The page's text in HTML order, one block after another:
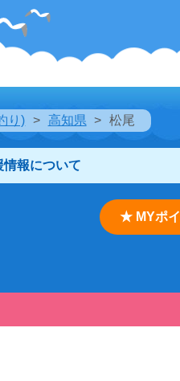
り) 高知県 松尾
報について
★ MYポ